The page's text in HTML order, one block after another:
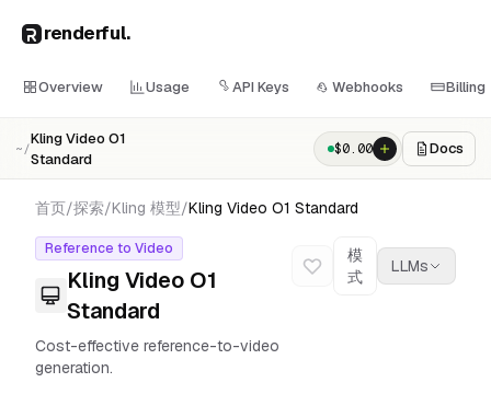
renderful.
Overview Usage API Keys Webhooks Billing
~/
Kling Video O1
Standard
$0.00 Docs
首页/探索/Kling 模型/Kling Video O1 Standard
Reference to Video
Kling Video O1
Standard
Cost-effective reference-to-video
generation.
模
式
LLMs